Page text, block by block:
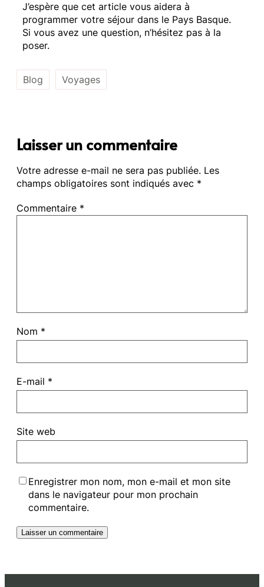
J’espère que cet article vous aidera à
programmer votre séjour dans le Pays Basque.
Si vous avez une question, n’hésitez pas à la
poser.
Blog Voyages
Laisser un commentaire
Votre adresse e-mail ne sera pas publiée. Les
champs obligatoires sont indiqués avec *
Commentaire *
Nom *
E-mail *
Site web
Enregistrer mon nom, mon e-mail et mon site
dans le navigateur pour mon prochain
commentaire.